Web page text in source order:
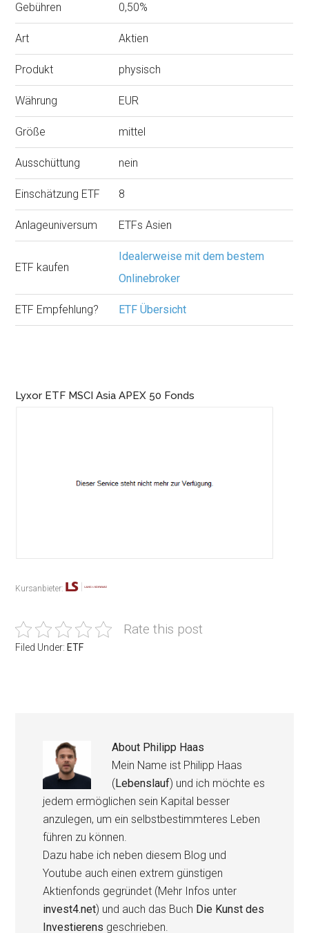
Gebühren 0,50%
Art Aktien
Produkt physisch
Währung EUR
Größe mittel
Ausschüttung nein
Einschätzung ETF 8
Anlageuniversum ETFs Asien
ETF kaufen
Idealerweise mit dem bestem
Onlinebroker
ETF Empfehlung? ETF Übersicht
Lyxor ETF MSCI Asia APEX 50 Fonds
Kursanbieter:
Rate this post
Filed Under: ETF
About Philipp Haas
Mein Name ist Philipp Haas
(Lebenslauf) und ich möchte es
jedem ermöglichen sein Kapital besser
anzulegen, um ein selbstbestimmteres Leben
führen zu können.
Dazu habe ich neben diesem Blog und
Youtube auch einen extrem günstigen
Aktienfonds gegründet (Mehr Infos unter
invest4.net) und auch das Buch Die Kunst des
Investierens geschrieben.